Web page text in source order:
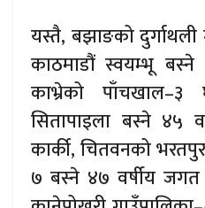
यस्तै, बझाङको
काठमाडौं स्वयम्भू
काभ्रेको
सितापाइला बस्ने ४५
कार्की, चितवनको
७ बस्ने ४७ वर्षीय